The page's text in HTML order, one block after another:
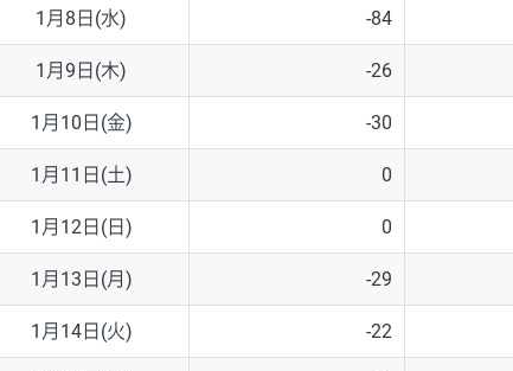
USD/CHF 160円
※2026/6/30の当社のスワップポイントおよび、同日の為替レートに
※取引証拠金は同日の当社為替レート（ニューヨーククローズ・MIDレ
※ハンガリーフォリント/円と南アフリカランド/円とメキシコペソ/
1月8日(水) -84
1月9日(木) -26
1月10日(金) -30
1月11日(土) 0
1月12日(日) 0
1月13日(月) -29
1月14日(火) -22